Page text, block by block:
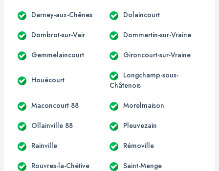
Darney-aux-Chênes Dolaincourt
Dombrot-sur-Vair Dommartin-sur-Vraine
Gemmelaincourt Gironcourt-sur-Vraine
Houécourt
Longchamp-sous-
Châtenois
Maconcourt 88 Morelmaison
Ollainville 88 Pleuvezain
Rainville Rémoville
Rouvres-la-Chétive Saint-Menge